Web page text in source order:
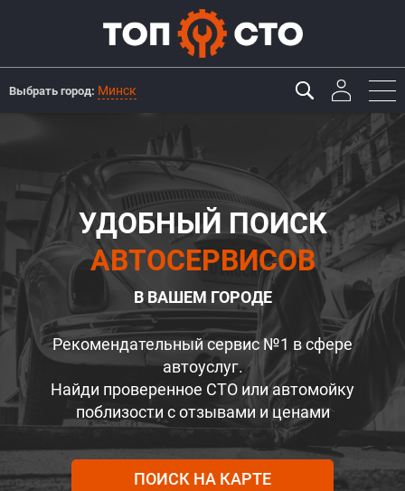
Выбрать город: Минск
УДОБНЫЙ ПОИСК
АВТОСЕРВИСОВ
В ВАШЕМ ГОРОДЕ
Рекомендательный сервис №1 в сфере
автоуслуг.
Найди проверенное СТО или автомойку
поблизости с отзывами и ценами
ПОИСК НА КАРТЕ